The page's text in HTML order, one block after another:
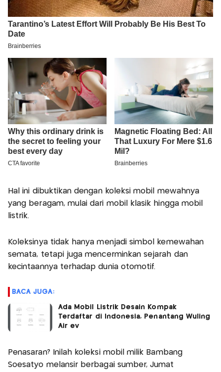
Hal ini dibuktikan dengan koleksi mobil mewahnya
yang beragam, mulai dari mobil klasik hingga mobil
listrik.
Koleksinya tidak hanya menjadi simbol kemewahan
semata, tetapi juga mencerminkan sejarah dan
kecintaannya terhadap dunia otomotif.
BACA JUGA:
Ada Mobil Listrik Desain Kompak
Terdaftar di Indonesia, Penantang Wuling
Air ev
Penasaran? Inilah koleksi mobil milik Bambang
Soesatyo melansir berbagai sumber, Jumat